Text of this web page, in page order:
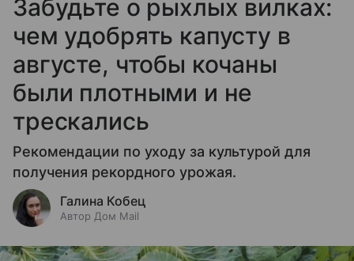
Забудьте о рыхлых вилках:
чем удобрять капусту в
августе, чтобы кочаны
были плотными и не
трескались
Рекомендации по уходу за культурой для
получения рекордного урожая.
Галина Кобец
Автор Дом Mail